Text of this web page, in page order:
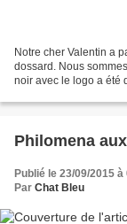
Notre cher Valentin a
dossard. Nous
noir avec le logo a été
Philomena
Publié le 23/09/2015 à
Par Chat Bleu